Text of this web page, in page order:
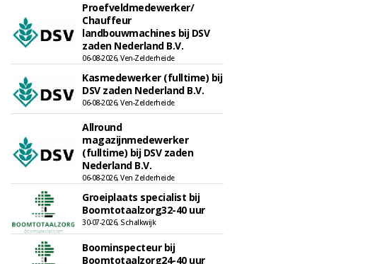
Proefveldmedewerker/
Chauffeur
landbouwmachines bij DSV
zaden Nederland B.V.
06-08-2026, Ven-Zelderheide
Kasmedewerker (fulltime) bij
DSV zaden Nederland B.V.
06-08-2026, Ven-Zelderheide
Allround
magazijnmedewerker
(fulltime) bij DSV zaden
Nederland B.V.
06-08-2026, Ven Zelderheide
Groeiplaats specialist bij
Boomtotaalzorg32-40 uur
30-07-2026, Schalkwijk
Boominspecteur bij
Boomtotaalzorg24-40 uur